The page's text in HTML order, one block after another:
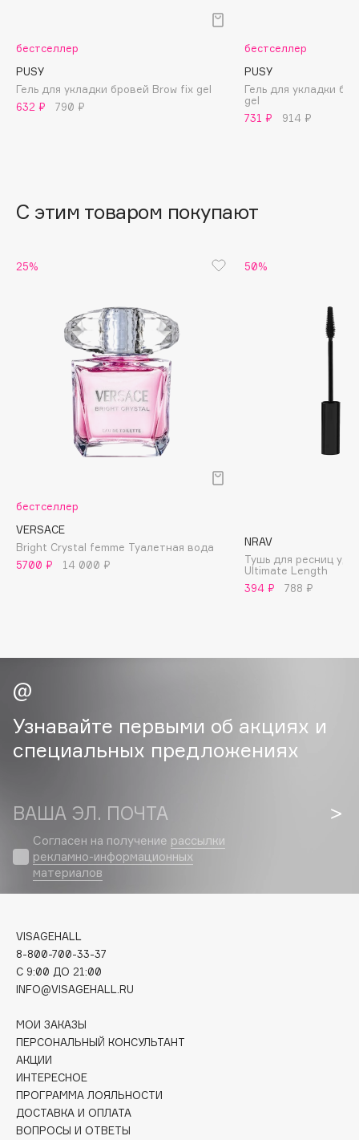
Babor
Baffy
Balmain Hair Couture
ЭКСКЛЮЗИВ
Banderas
Beauty Pati
Bebble
BORK
Brunello Cucinelli
Byredo
C
Cadence
Carmex
Carolina Herrera
Catrice
Celimax
Clarette
Clarins
Clarins Precious
Clinique
Clive Christian
Club De Nuit
Collagenina
Consly
Corimo
бестселлер
PUSY
Гель для укладки бровей Brow fix gel
632 ₽
790 ₽
бестселлер
PUSY
Гель для укладки
gel
731 ₽
914 ₽
С этим товаром покупают
25%
бестселлер
VERSACE
Bright Crystal femme Туалетная вода
5700 ₽
14 000 ₽
50%
NRAV
Тушь для ресниц
Ultimate Length
394 ₽
788 ₽
Узнавайте первыми об акциях и
специальных предложениях
ВАША ЭЛ. ПОЧТА
Согласен на получение рассылки
рекламно-информационных
материалов
VISAGEHALL
8-800-700-33-37
C 9:00 ДО 21:00
INFO@VISAGEHALL.RU
МОИ ЗАКАЗЫ
ПЕРСОНАЛЬНЫЙ КОНСУЛЬТАНТ
АКЦИИ
ИНТЕРЕСНОЕ
ПРОГРАММА ЛОЯЛЬНОСТИ
ДОСТАВКА И ОПЛАТА
ВОПРОСЫ И ОТВЕТЫ